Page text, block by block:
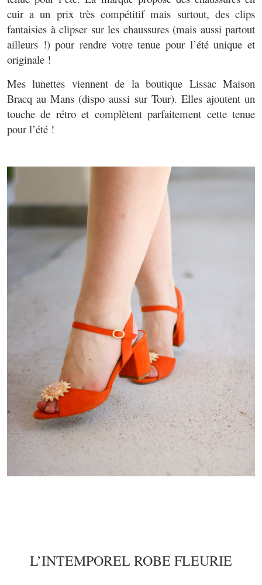
cuir a un prix très compétitif mais surtout, des clips
fantaisies à clipser sur les chaussures (mais aussi partout
ailleurs !) pour rendre votre tenue pour l’été unique et
originale !
Mes lunettes viennent de la boutique Lissac Maison
Bracq au Mans (dispo aussi sur Tour). Elles ajoutent un
touche de rétro et complètent parfaitement cette tenue
pour l’été !
L’INTEMPOREL ROBE FLEURIE